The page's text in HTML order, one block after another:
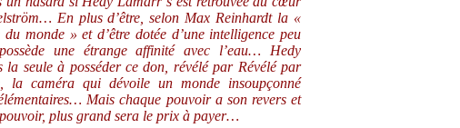
En plus d’être, selon Max Reinhardt la «
monde » et d’être dotée d’une intelligence peu
une étrange affinité avec l’eau… Hedy
la seule à posséder ce don, révélé par Révélé par
caméra qui dévoile un monde insoupçonné
Mais chaque pouvoir a son revers et
plus grand sera le prix à payer…